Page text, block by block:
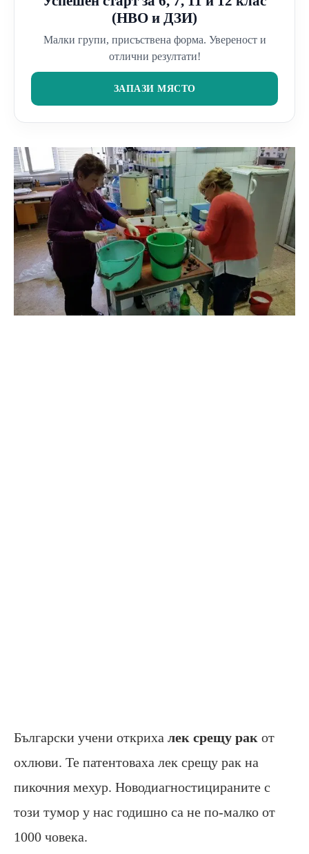
(НВО и ДЗИ)
Малки групи, присъствена форма. Увереност и
отлични резултати!
ЗАПАЗИ МЯСТО
Български учени откриха лек срещу рак от
охлюви. Те патентоваха лек срещу рак на
пикочния мехур. Новодиагностицираните с
този тумор у нас годишно са не по-малко от
1000 човека.